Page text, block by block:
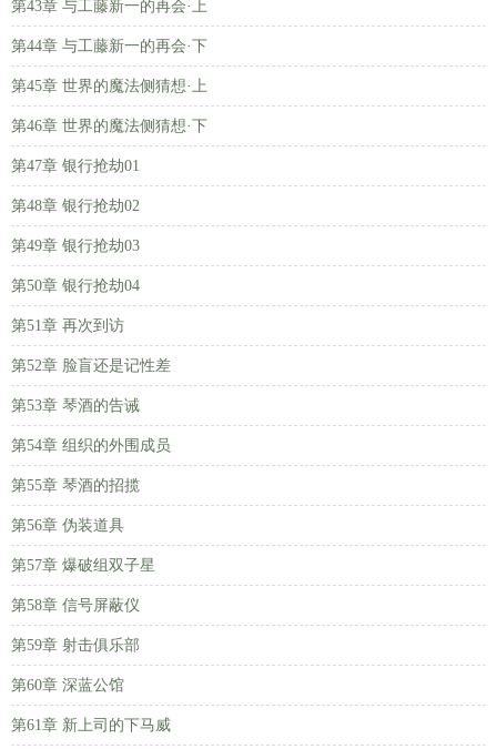
第43章 与工藤新一的再会·上
第44章 与工藤新一的再会·下
第45章 世界的魔法侧猜想·上
第46章 世界的魔法侧猜想·下
第47章 银行抢劫01
第48章 银行抢劫02
第49章 银行抢劫03
第50章 银行抢劫04
第51章 再次到访
第52章 脸盲还是记性差
第53章 琴酒的告诫
第54章 组织的外围成员
第55章 琴酒的招揽
第56章 伪装道具
第57章 爆破组双子星
第58章 信号屏蔽仪
第59章 射击俱乐部
第60章 深蓝公馆
第61章 新上司的下马威